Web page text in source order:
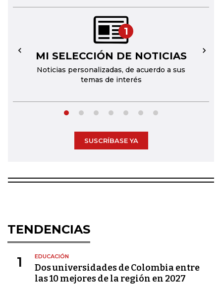
1
MI SELECCIÓN DE NOTICIAS
Noticias personalizadas, de acuerdo a sus
temas de interés
← →
SUSCRÍBASE YA
TENDENCIAS
1 EDUCACIÓN
Dos universidades de Colombia entre
las 10 mejores de la región en 2027